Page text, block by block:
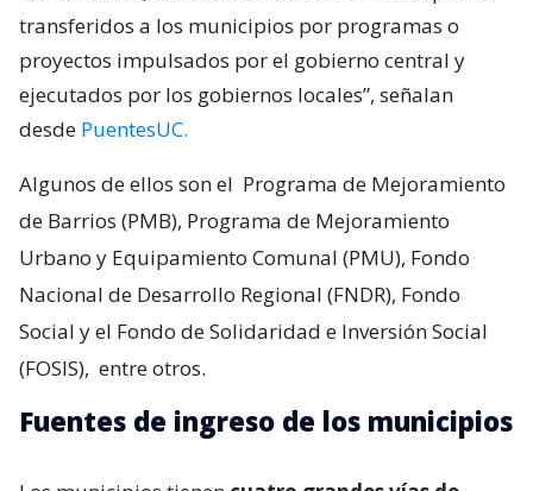
transferidos a los municipios por programas o
proyectos impulsados por el gobierno central y
ejecutados por los gobiernos locales”, señalan
desde PuentesUC.
Algunos de ellos son el Programa de Mejoramiento
de Barrios (PMB), Programa de Mejoramiento
Urbano y Equipamiento Comunal (PMU), Fondo
Nacional de Desarrollo Regional (FNDR), Fondo
Social y el Fondo de Solidaridad e Inversión Social
(FOSIS), entre otros.
Fuentes de ingreso de los municipios